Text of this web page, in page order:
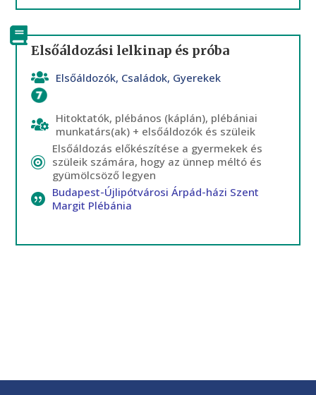
Elsőáldozási lelkinap és próba
Elsőáldozók, Családok, Gyerekek
Hitoktatók, plébános (káplán), plébániai
munkatárs(ak) + elsőáldozók és szüleik
Elsőáldozás előkészítése a gyermekek és
szüleik számára, hogy az ünnep méltó és
gyümölcsöző legyen
Budapest-Újlipótvárosi Árpád-házi Szent
Margit Plébánia